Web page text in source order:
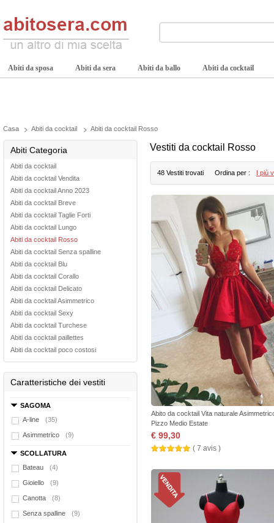
Abiti da sposa Abiti da sera Abiti da ballo Abiti da cocktail
Casa Abiti da cocktail Abiti da cocktail Rosso
Abiti Categoria
Abiti da cocktail
Abiti da cocktail Vendita
Abiti da cocktail Anno 2023
Abiti da cocktail Breve
Abiti da cocktail Taglie Forti
Abiti da cocktail Lungo
Abiti da cocktail Rosso
Abiti da cocktail Senza spalline
Abiti da cocktail Blu
Abiti da cocktail Corallo
Abiti da cocktail Delicato
Abiti da cocktail Asimmetrico
Abiti da cocktail Sexy
Abiti da cocktail Turchese
Abiti da cocktail paillettes
Abiti da cocktail poco costosi
Caratteristiche dei vestiti
SAGOMA
A-line
(35)
Asimmetrico (9)
SCOLLATURA
Bateau
(4)
Gioiello (9)
Canotta (8)
Senza spalline (9)
Vestiti da cocktail Rosso
48 Vestiti trovati Ordina per : I più
Abito da cocktail Vita naturale
Pizzo Medio Estate
€ 99,30
( 7 avis )